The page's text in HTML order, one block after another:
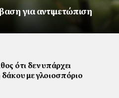
για αντιμετώπιση
ότι δεν υπάρχει
με γλοιοσπόριο